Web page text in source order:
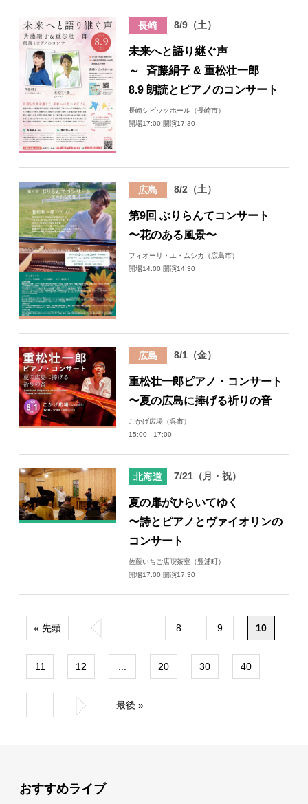
長崎 8/9（土）
未来へと語り継ぐ声
～ 斉藤絹子 & 重松壮一郎
8.9 朗読とピアノのコンサート
長崎シビックホール（長崎市）
開場17:00 開演17:30
広島 8/2（土）
第9回 ぶりらんてコンサート
〜花のある風景〜
フィオーリ・エ・ムシカ（広島市）
開場14:00 開演14:30
広島 8/1（金）
重松壮一郎ピアノ・コンサート
〜夏の広島に捧げる祈りの音
こかげ広場（呉市）
15:00 - 17:00
北海道 7/21（月・祝）
夏の扉がひらいてゆく
〜詩とピアノとヴァイオリンの
コンサート
佐藤いちご店喫茶室（豊浦町）
開場17:00 開演17:30
« 先頭 « 8 9 10
11 12 20 30 40
» 最後 »
おすすめライブ